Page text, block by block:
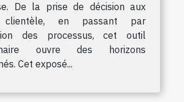
De la prise de décision aux
clientèle, en passant par
des processus, cet outil
ouvre des horizons
Cet exposé...